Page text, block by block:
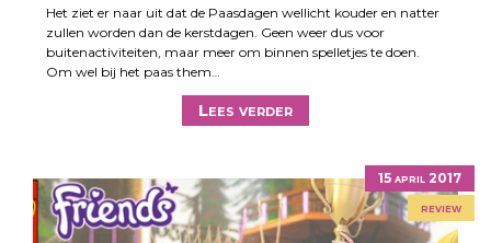
Het ziet er naar uit dat de Paasdagen wellicht kouder en natter
zullen worden dan de kerstdagen. Geen weer dus voor
buitenactiviteiten, maar meer om binnen spelletjes te doen.
Om wel bij het paas them…
Lees verder
15 april 2017
review